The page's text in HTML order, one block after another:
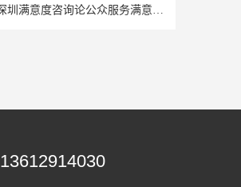
深圳满意度咨询论如何提高物业满意度调查
13612914030